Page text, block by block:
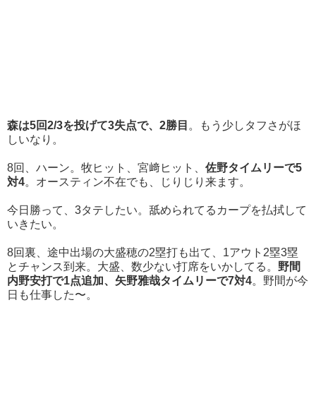
森は5回2/3を投げて3失点で、 2勝目 。もう少しタフさがほ
しいなり。
8回、ハーン。牧ヒット、宮﨑ヒット、 佐野タイムリーで5
対4。オースティン不在でも、じりじり来ます。
今日勝って、3タテしたい。舐められてるカープを払拭して
いきたい。
8回裏、途中出場の大盛穂の2塁打も出て、1アウト2塁3塁
とチャンス到来。大盛、数少ない打席をいかしてる。 野間
内野安打で1点追加、矢野雅哉タイムリーで7対4。野間が今
日も仕事した〜。